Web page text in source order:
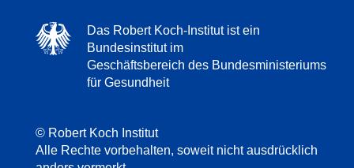
Das Robert Koch-Institut ist ein
Bundesinstitut im
Geschäftsbereich des Bundesministeriums
für Gesundheit
© Robert Koch Institut
Alle Rechte vorbehalten, soweit nicht ausdrücklich